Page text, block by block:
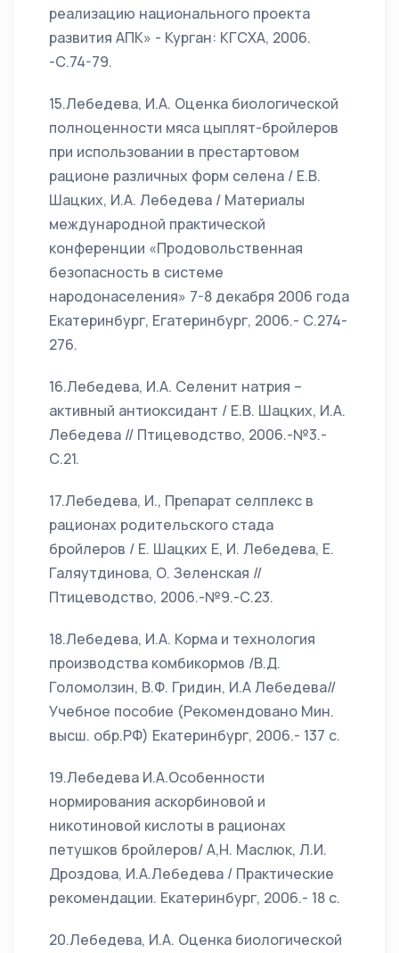
реализацию национального проекта
развития АПК» - Курган: КГСХА, 2006.
-С.74-79.
15.Лебедева, И.А. Оценка биологической
полноценности мяса цыплят-бройлеров
при использовании в престартовом
рационе различных форм селена / Е.В.
Шацких, И.А. Лебедева / Материалы
международной практической
конференции «Продовольственная
безопасность в системе
народонаселения» 7-8 декабря 2006 года
Екатеринбург, Егатеринбург, 2006.- С.274-
276.
16.Лебедева, И.А. Селенит натрия –
активный антиоксидант / Е.В. Шацких, И.А.
Лебедева // Птицеводство, 2006.-№3.-
С.21.
17.Лебедева, И., Препарат селплекс в
рационах родительского стада
бройлеров / Е. Шацких Е, И. Лебедева, Е.
Галяутдинова, О. Зеленская //
Птицеводство, 2006.-№9.-С.23.
18.Лебедева, И.А. Корма и технология
производства комбикормов /В.Д.
Голомолзин, В.Ф. Гридин, И.А Лебедева//
Учебное пособие (Рекомендовано Мин.
высш. обр.РФ) Екатеринбург, 2006.- 137 с.
19.Лебедева И.А.Особенности
нормирования аскорбиновой и
никотиновой кислоты в рационах
петушков бройлеров/ А,Н. Маслюк, Л.И.
Дроздова, И.А.Лебедева / Практические
рекомендации. Екатеринбург, 2006.- 18 с.
20.Лебедева, И.А. Оценка биологической